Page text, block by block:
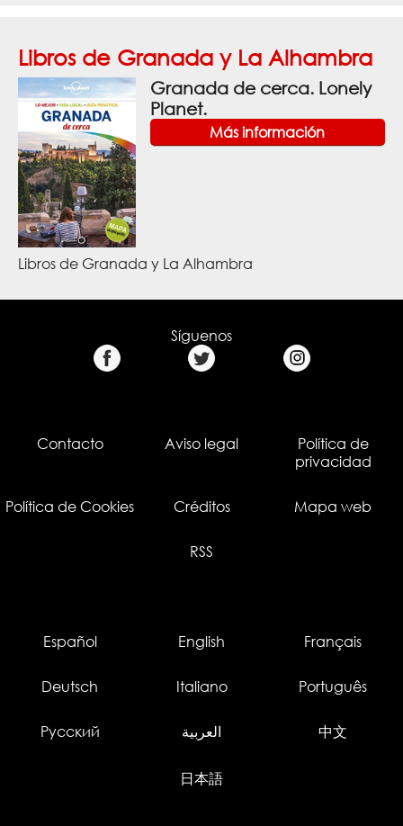
Libros de Granada y La Alhambra
Granada de cerca. Lonely
Planet.
Más información
Libros de Granada y La Alhambra
Síguenos
Contacto Aviso legal
Política de
privacidad
Política de Cookies Créditos Mapa web
RSS
Español English Français
Deutsch Italiano Português
Русский العربية 中文
日本語